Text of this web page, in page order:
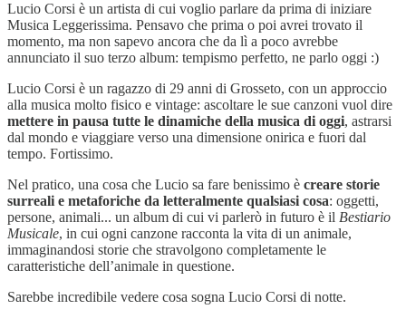
Lucio Corsi è un artista di cui voglio parlare da prima di iniziare
Musica Leggerissima. Pensavo che prima o poi avrei trovato il
momento, ma non sapevo ancora che da lì a poco avrebbe
annunciato il suo terzo album: tempismo perfetto, ne parlo oggi :)
Lucio Corsi è un ragazzo di 29 anni di Grosseto, con un approccio
alla musica molto fisico e vintage: ascoltare le sue canzoni vuol dire
mettere in pausa tutte le dinamiche della musica di oggi, astrarsi
dal mondo e viaggiare verso una dimensione onirica e fuori dal
tempo. Fortissimo.
Nel pratico, una cosa che Lucio sa fare benissimo è creare storie
surreali e metaforiche da letteralmente qualsiasi cosa: oggetti,
persone, animali... un album di cui vi parlerò in futuro è il Bestiario
Musicale, in cui ogni canzone racconta la vita di un animale,
immaginandosi storie che stravolgono completamente le
caratteristiche dell’animale in questione.
Sarebbe incredibile vedere cosa sogna Lucio Corsi di notte.